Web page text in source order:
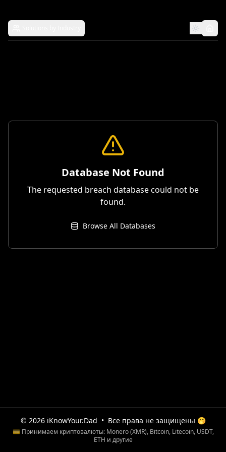
Database Not Found
The requested breach database could not be
found.
Browse All Databases
© 2026 iKnowYour.Dad • Все права не защищены 🤭
💳 Принимаем криптовалюты: Monero (XMR), Bitcoin, Litecoin, USDT,
ETH и другие